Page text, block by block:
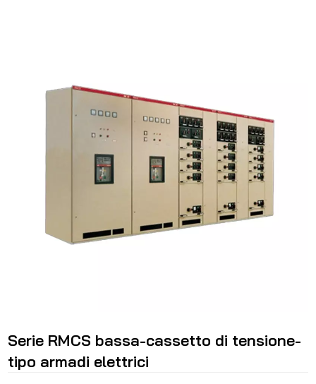
Serie RMCS bassa-cassetto di tensione-
tipo armadi elettrici